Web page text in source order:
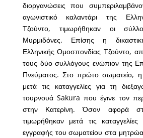
διοργανώσεις που
αγωνιστικό καλαντάρι της
Τζούντο, τιμωρήθηκαν οι
Μυρμιδόνες. Επίσης η
Ελληνικής Ομοσπονδίας Τζούντο,
τους δύο συλλόγους ενώπιον της
Πνεύματος. Στο πρώτο σωματείο, η
μετά τις καταγγελίες για τη
τουρνουά Sakura που έγινε τον
στην Κατερίνη. Όσον αφορά
τιμωρήθηκαν μετά τις καταγγελίες
εγγραφής του σωματείου στα